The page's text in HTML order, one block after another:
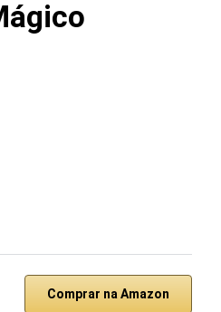
Comprar na Amazon